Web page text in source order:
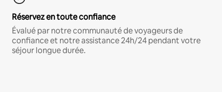
Réservez en toute confiance
Évalué par notre communauté de voyageurs de
confiance et notre assistance 24h/24 pendant votre
séjour longue durée.